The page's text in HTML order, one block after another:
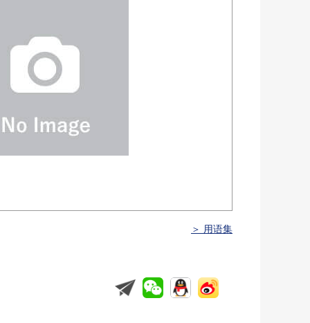
＞ 用语集